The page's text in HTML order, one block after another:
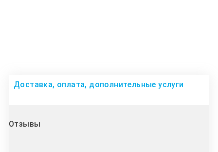
Доставка, оплата, дополнительные услуги
Отзывы